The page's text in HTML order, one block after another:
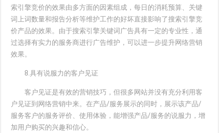
索引擎竞价的效果由多方面的因素组成，每日的消耗预算、关键
词上词数量和报告分析等维护工作的好坏直接影响了搜索引擎竞
价产品的效果。由于搜索引擎关键词广告具有一定的专业性，通
过选择有实力的服务商进行广告维护，可以进一步提升网络营销
效果。
8.具有说服力的客户见证
客户见证是有效的营销技巧，但很多网站并没有充分利用客
户见证到网络营销中来。在产品/服务展示的同时，展示该产品/
服务客户的服务评价、使用体验，能增强产品/服务的说服力，增
加用户购买的兴趣和信心。